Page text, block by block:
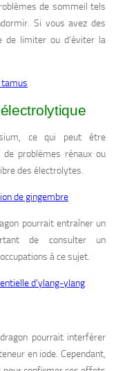
de sommeil tels
Si vous avez des
de limiter ou d’éviter la
ce qui peut être
problèmes rénaux ou
des électrolytes.
de gingembre
pourrait entraîner un
de consulter un
à ce sujet.
d’ylang-ylang
pourrait interférer
en iode. Cependant,